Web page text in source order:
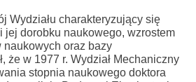
Wydziału charakteryzujący się
jej dorobku naukowego, wzrostem
naukowych oraz bazy
że w 1977 r. Wydział Mechaniczny
stopnia naukowego doktora